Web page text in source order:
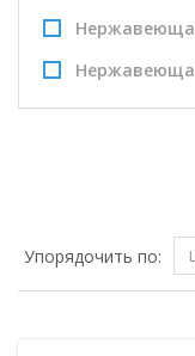
Упорядочить по: